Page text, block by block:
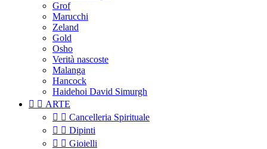
Grof
Marucchi
Zeland
Gold
Osho
Verità nascoste
Malanga
Hancock
Haidehoi David Simurgh
  ARTE
  Cancelleria Spirituale
  Dipinti
  Gioielli